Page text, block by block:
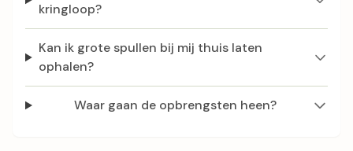
kringloop?
Kan ik grote spullen bij mij thuis laten
ophalen?
Waar gaan de opbrengsten heen?